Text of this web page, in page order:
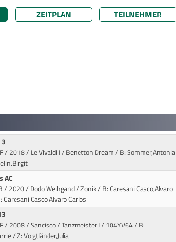
ZEITPLAN TEILNEHMER
3
/ 2018 / Le Vivaldi I / Benetton Dream/ B: Sommer,Antonia
AC
/ 2020 / Dodo Weihgand / Zonik/ B: Caresani Casco,Alvaro
Caresani Casco,Alvaro Carlos
/ 2008 / Sancisco / Tanzmeister I/ 104YV64 / B:
/ Z: Voigtländer,Julia